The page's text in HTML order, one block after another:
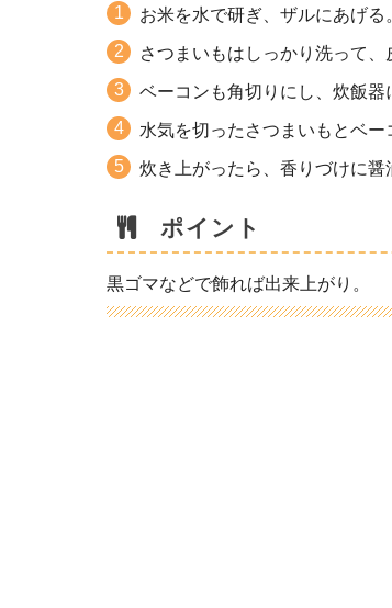
お米を水で研ぎ、ザルにあげる
さつまいもはしっかり洗って
ベーコンも角切りにし、炊飯器
水気を切ったさつまいもとベー
炊き上がったら、香りづけに醤
ポイント
黒ゴマなどで飾れば出来上がり。